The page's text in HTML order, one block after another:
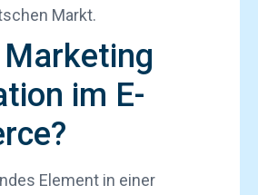
Markt.
im E-
Element in einer